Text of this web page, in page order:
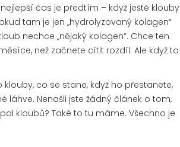
čas je předtím – když ještě klouby
tam je jen „hydrolyzovaný kolagen“
nechce „nějaký kolagen“. Chce ten
než začnete cítit rozdíl. Ale když to
co se stane, když ho přestanete,
láhve. Nenašli jste žádný článek o tom,
kloubů? Také to tu máme. Všechno je